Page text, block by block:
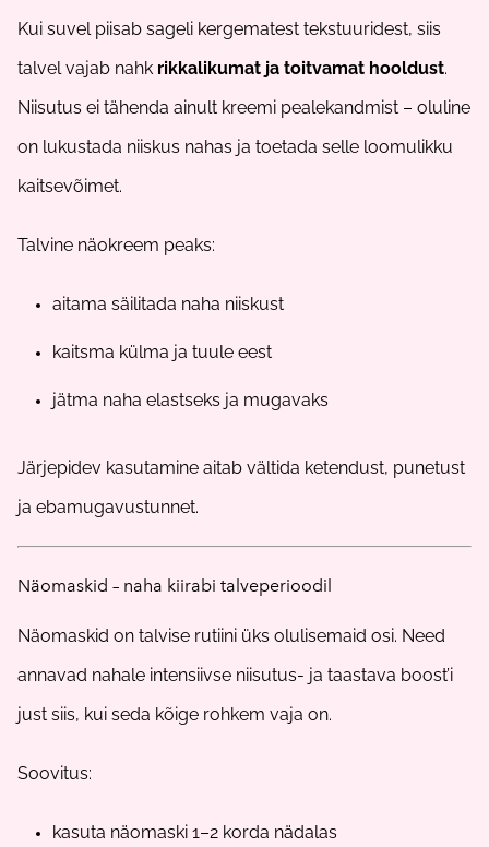
Kui suvel piisab sageli kergematest tekstuuridest, siis
talvel vajab nahk rikkalikumat ja toitvamat hooldust.
Niisutus ei tähenda ainult kreemi pealekandmist – oluline
on lukustada niiskus nahas ja toetada selle loomulikku
kaitsevõimet.
Talvine näokreem peaks:
aitama säilitada naha niiskust
kaitsma külma ja tuule eest
jätma naha elastseks ja mugavaks
Järjepidev kasutamine aitab vältida ketendust, punetust
ja ebamugavustunnet.
Näomaskid – naha kiirabi talveperioodil
Näomaskid on talvise rutiini üks olulisemaid osi. Need
annavad nahale intensiivse niisutus- ja taastava boost’i
just siis, kui seda kõige rohkem vaja on.
Soovitus:
kasuta näomaski 1–2 korda nädalas